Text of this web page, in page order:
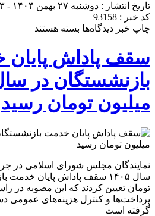
تاریخ انتشار : دوشنبه ۲۷ بهمن ۱۴۰۴ - ۱۴:۱۳
کد خبر : 93158
چاپ خبر دیدگاه‌ها برای
پاداش
پایان
خدمت
بازنشستگان
سال
به
۷۵۰
تومان
رسید
بسته هستند
سقف پاداش
میلیون تومان رسید
نمایندگان مجلس شورای اسلامی در
تومان تعیین کردند که این مصوبه در
پرداخت‌ها و کنترل هزینه‌های عمومی
گرفته است